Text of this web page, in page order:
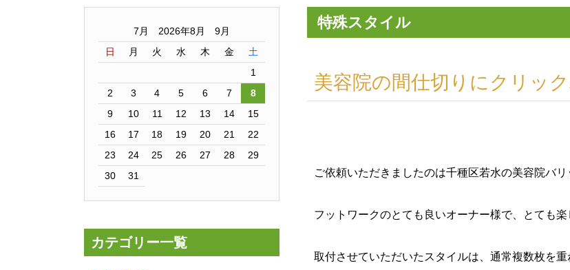
特殊スタイル
美容院の間仕切りにクリッ
ご依頼いただきましたのは千種区若水の美容院バリ
フットワークのとても良いオーナー様で、とても楽
取付させていただいたスタイルは、通常複数枚を重
7月 2026年8月 9月
日
月 火 水 木 金
土
1
2
3 4 5 6 7
8
9
10 11 12 13 14
15
16
17 18 19 20 21
22
23
24 25 26 27 28
29
30
31
カテゴリー一覧